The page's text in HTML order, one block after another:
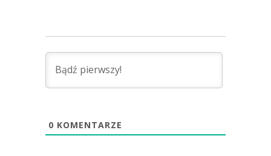
0 KOMENTARZE